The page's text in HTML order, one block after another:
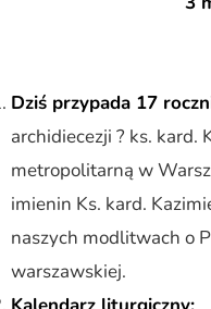
Dziś przypada 17
archidiecezji ? ks. kard.
metropolitarną w
imienin Ks. kard.
naszych modlitwach o
warszawskiej.